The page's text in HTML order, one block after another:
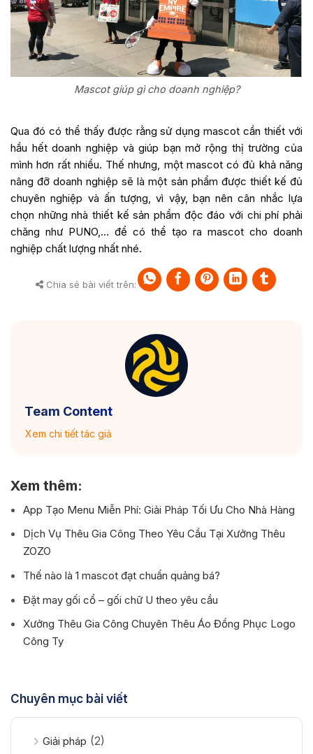
Mascot giúp gì cho doanh nghiệp?
Qua đó có thể thấy được rằng sử dụng mascot cần thiết với
hầu hết doanh nghiệp và giúp bạn mở rộng thị trường của
mình hơn rất nhiều. Thế nhưng, một mascot có đủ khả năng
nâng đỡ doanh nghiệp sẽ là một sản phẩm được thiết kế đủ
chuyên nghiệp và ấn tượng, vì vậy, bạn nên cân nhắc lựa
chọn những nhà thiết kế sản phẩm độc đáo với chi phí phải
chăng như PUNO,… để có thể tạo ra mascot cho doanh
nghiệp chất lượng nhất nhé.
Chia sẻ bài viết trên:
Team Content
Xem chi tiết tác giả
Xem thêm:
App Tạo Menu Miễn Phí: Giải Pháp Tối Ưu Cho Nhà Hàng
Dịch Vụ Thêu Gia Công Theo Yêu Cầu Tại Xưởng Thêu
ZOZO
Thế nào là 1 mascot đạt chuẩn quảng bá?
Đặt may gối cổ – gối chữ U theo yêu cầu
Xưởng Thêu Gia Công Chuyên Thêu Áo Đồng Phục Logo
Công Ty
Chuyên mục bài viết
Giải pháp (2)